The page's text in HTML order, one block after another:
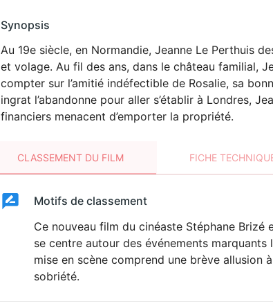
Synopsis
Au 19e siècle, en Normandie, Jeanne Le Perthuis
et volage. Au fil des ans, dans le château familial,
compter sur l’amitié indéfectible de Rosalie, sa
ingrat l’abandonne pour aller s’établir à Londres,
financiers menacent d’emporter la propriété.
CLASSEMENT DU FILM FICHE
ClassementClassement
Motifs de classement
Ce nouveau film du cinéaste Stéphane Brizé
se centre autour des événements marquants
mise en scène comprend une brève allusion
sobriété.